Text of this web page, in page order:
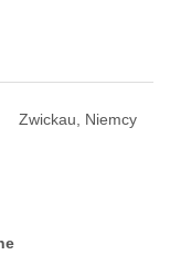
Zwickau, Niemcy